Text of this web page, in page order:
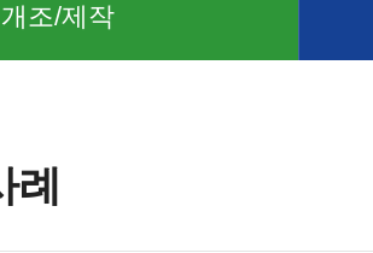
조/제작
례